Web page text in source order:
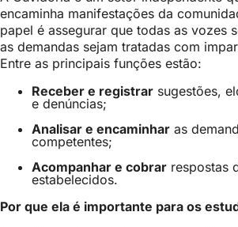
encaminha manifestações da
papel é assegurar que todas as vozes
as demandas sejam tratadas com
Entre as principais funções estão:
Receber e registrar sugestões,
e denúncias;
Analisar e encaminhar as
competentes;
Acompanhar e cobrar respostas
estabelecidos.
Por que ela é importante para os